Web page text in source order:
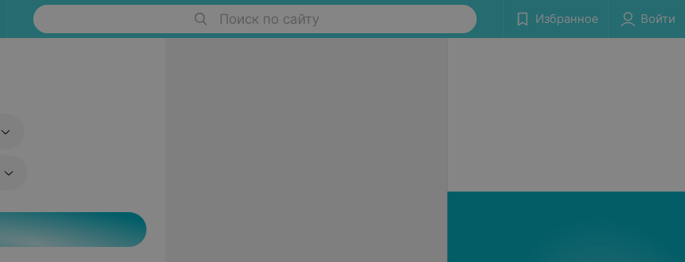
Поиск по сайту Избранное Войти